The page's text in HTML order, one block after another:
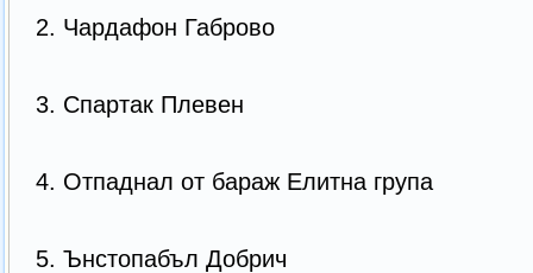
2. Чардафон Габрово
3. Спартак Плевен
4. Отпаднал от бараж Елитна група
5. Ънстопабъл Добрич